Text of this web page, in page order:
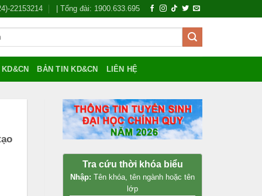
22153214 | Tổng đài: 1900.633.695
BẢN TIN KD&CN LIÊN HỆ
Tra cứu thời khóa biểu
Nhập: Tên khóa, tên ngành hoặc tên
lớp